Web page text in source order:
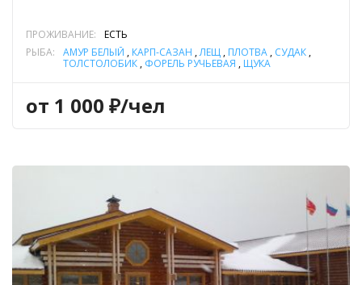
ПРОЖИВАНИЕ:
ЕСТЬ
РЫБА:
АМУР БЕЛЫЙ , КАРП-САЗАН ,ЛЕЩ , ПЛОТВА , СУДАК ,
ТОЛСТОЛОБИК , ФОРЕЛЬ РУЧЬЕВАЯ , ЩУКА
от 1 000 ₽/чел